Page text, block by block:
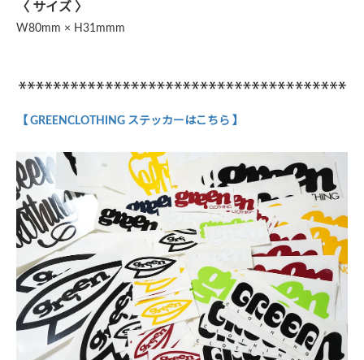
〈 サイズ 〉
W80mm × H31mmm
【 GREENCLOTHING ステッカーはこちら 】